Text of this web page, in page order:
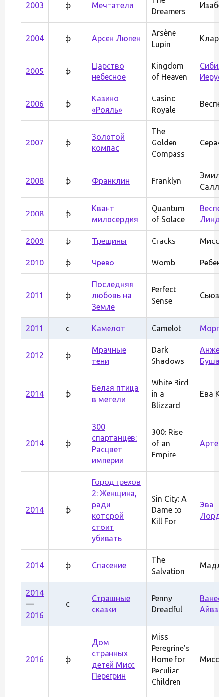
2003 ф Мечтатели
Dreamers
2004 ф Арсен Люпен
Arsène
Lupin
2005 ф
Царство
небесное
Kingdom
of Heaven
2006 ф
Казино
«Рояль»
Casino
Royale
2007 ф
Золотой
компас
The
Golden
Compass
2008 ф Франклин Franklyn
2008 ф
Квант
милосердия
Quantum
of Solace
2009 ф Трещины Cracks
2010 ф Чрево Womb
2011 ф
Последняя
любовь на
Земле
Perfect
Sense
2011 с Камелот Camelot
2012 ф
Мрачные
тени
Dark
Shadows
2014 ф
Белая птица
в метели
White Bird
in a
Blizzard
Ева
2014 ф
300
спартанцев:
Расцвет
империи
300: Rise
of an
Empire
2014 ф
Город грехов
2: Женщина,
ради
которой
стоит
убивать
Sin City: A
Dame to
Kill For
Эва
2014 ф Спасение
The
Salvation
2014
—
2016
с
Страшные
сказки
Penny
Dreadful
Айвз
2016 ф
Дом
странных
детей Мисс
Перегрин
Miss
Peregrine’s
Home for
Peculiar
Children